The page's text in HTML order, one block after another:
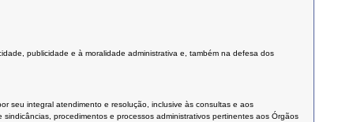
publicidade e à moralidade administrativa e, também na defesa dos
seu integral atendimento e resolução, inclusive às consultas e aos
procedimentos e processos administrativos pertinentes aos Órgãos